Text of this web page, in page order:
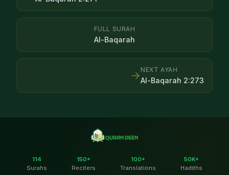
FULL SURAH
Al-Baqarah
NEXT AYAH
Al-Baqarah 2:273
→
114
Surahs
150+
Reciters
100+
Translations
50K+
Hadiths